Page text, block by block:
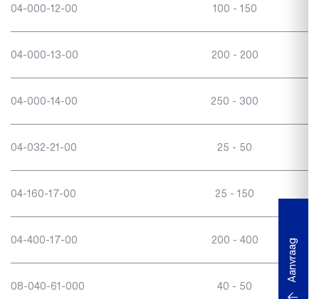
04-000-12-00 100 - 150
04-000-13-00 200 - 200
04-000-14-00 250 - 300
04-032-21-00 25 - 50
04-160-17-00 25 - 150
04-400-17-00 200 - 400
08-040-61-000 40 - 50
Aanvraag